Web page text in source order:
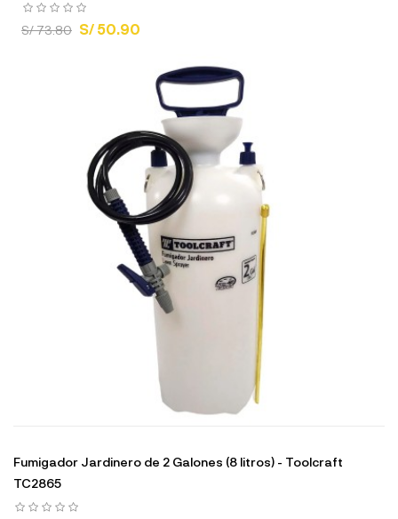
S/ 73.80 S/ 50.90
Fumigador Jardinero de 2 Galones (8 litros) - Toolcraft
TC2865